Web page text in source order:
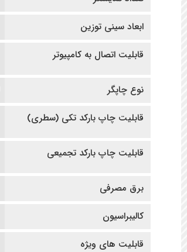
ابعاد سینی توزین
قابلیت اتصال به کامپیوتر
نوع چاپگر
قابلیت چاپ بارکد تکی (سطری)
قابلیت چاپ بارکد تجمیعی
برق مصرفی
کالیبراسیون
قابلیت های ویژه